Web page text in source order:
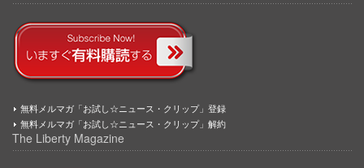
無料メルマガ「お試し☆ニュース・クリップ」登録
無料メルマガ「お試し☆ニュース・クリップ」解約
The Liberty Magazine